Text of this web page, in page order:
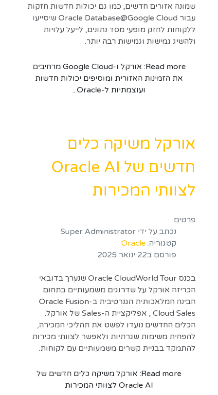
שמונה אזורים חדשים, כמו גם יכולות חדשות חזקות
עבור Oracle Database@Google Cloud שיסייעו
ללקוחות לחזק מופעי מסד נתונים, לייעל עלויות
ולהשיג גמישות וגמישות רבה יותר.
Read more: אורקל ו-Google Cloud מרחיבים
את הזמינות האזורית ומוסיפים יכולות חדשות
ועוצמתיות ל-Oracle...
אורקל משיקה כלים
חדשים של Oracle AI
לצוותי המכירות
פרטים
נכתב על ידי Super Administrator
קטגוריה: Oracle
פורסם ב22 ינואר 2025
בכנס Oracle CloudWorld Tour שנערך בדובאי
הכריזה אורקל על שדרוגים משמעותיים בתחום
הבינה המלאכותית הגנרטיבית ב-Oracle Fusion
Cloud Sales , אפליקציית ה-Sales של אורקל.
הכלים החדשים נועדו לפשט את תהליכי המכירה,
להפחית משימות שגרתיות ולאפשר לצוותי מכירות
להתמקד בבניית קשרים משמעותיים עם לקוחות.
Read more: אורקל משיקה כלים חדשים של
Oracle AI לצוותי המכירות